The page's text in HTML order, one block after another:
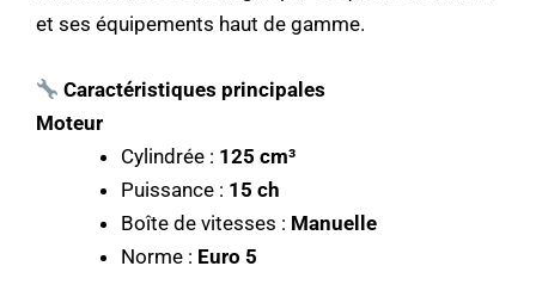
et ses équipements haut de gamme.
Caractéristiques principales
Moteur
Cylindrée : 125 cm³
Puissance : 15 ch
Boîte de vitesses : Manuelle
Norme : Euro 5